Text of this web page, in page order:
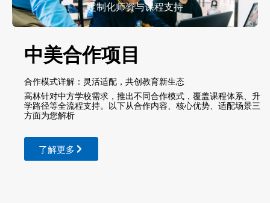
定制化师资与课程支持
中美合作项目
合作模式详解：灵活适配，共创教育新生态
高林针对中方学校需求，推出不同合作模式，覆盖课程体系、升
学路径等全流程支持。以下从合作内容、核心优势、适配场景三
方面为您解析
了解更多